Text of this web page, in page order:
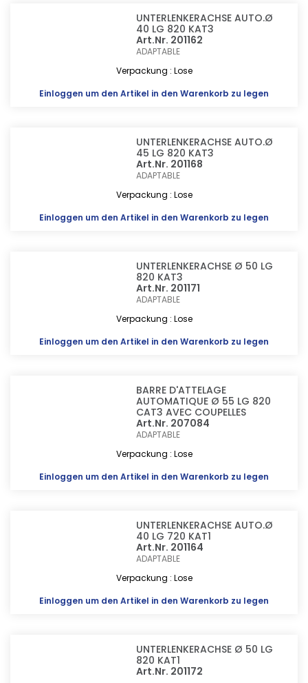
UNTERLENKERACHSE AUTO.Ø
40 LG 820 KAT3
Art.Nr. 201162
ADAPTABLE
Verpackung : Lose
Einloggen um den Artikel in den Warenkorb zu legen
UNTERLENKERACHSE AUTO.Ø
45 LG 820 KAT3
Art.Nr. 201168
ADAPTABLE
Verpackung : Lose
Einloggen um den Artikel in den Warenkorb zu legen
UNTERLENKERACHSE Ø 50 LG
820 KAT3
Art.Nr. 201171
ADAPTABLE
Verpackung : Lose
Einloggen um den Artikel in den Warenkorb zu legen
BARRE D'ATTELAGE
AUTOMATIQUE Ø 55 LG 820
CAT3 AVEC COUPELLES
Art.Nr. 207084
ADAPTABLE
Verpackung : Lose
Einloggen um den Artikel in den Warenkorb zu legen
UNTERLENKERACHSE AUTO.Ø
40 LG 720 KAT1
Art.Nr. 201164
ADAPTABLE
Verpackung : Lose
Einloggen um den Artikel in den Warenkorb zu legen
UNTERLENKERACHSE Ø 50 LG
820 KAT1
Art.Nr. 201172